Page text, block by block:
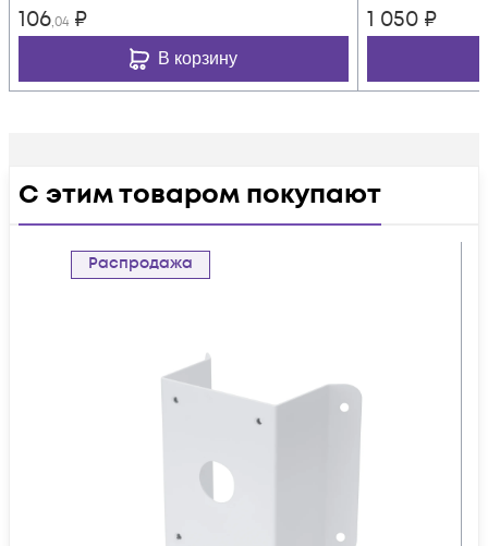
106,04 ₽
В корзину
1 050 ₽
С этим товаром покупают
Распродажа